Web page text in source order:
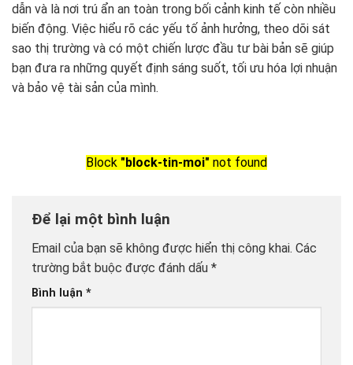
dẫn và là nơi trú ẩn an toàn trong bối cảnh kinh tế còn nhiều
biến động. Việc hiểu rõ các yếu tố ảnh hưởng, theo dõi sát
sao thị trường và có một chiến lược đầu tư bài bản sẽ giúp
bạn đưa ra những quyết định sáng suốt, tối ưu hóa lợi nhuận
và bảo vệ tài sản của mình.
Block "block-tin-moi" not found
Để lại một bình luận
Email của bạn sẽ không được hiển thị công khai. Các
trường bắt buộc được đánh dấu *
Bình luận *